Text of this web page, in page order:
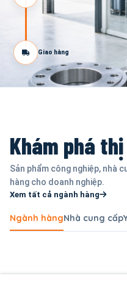
Giao hàng
Khám phá
Sản phẩm công nghiệp, nhà
hàng cho doanh nghiệp.
Xem tất cả ngành hàng
Ngành hàngNhà cung cấp